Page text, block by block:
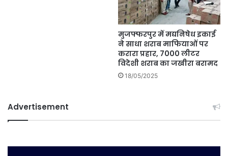
मुजफ्फरपुर में मद्यनिषेध इकाई
ने साधा शराब माफियाओं पर
करारा प्रहार, 7000 लीटर
विदेशी शराब का जखीरा बरामद
18/05/2025
Advertisement